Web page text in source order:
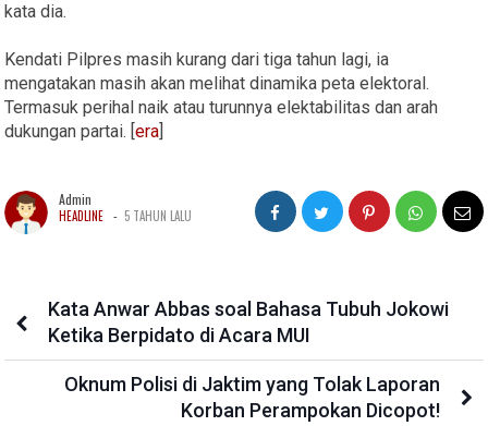
kata dia.
Kendati Pilpres masih kurang dari tiga tahun lagi, ia
mengatakan masih akan melihat dinamika peta elektoral.
Termasuk perihal naik atau turunnya elektabilitas dan arah
dukungan partai. [era
Admin
HEADLINE - 5 TAHUN LALU
Kata Anwar Abbas soal Bahasa Tubuh Jokowi
Ketika Berpidato di Acara MUI
Oknum Polisi di Jaktim yang Tolak Laporan
Korban Perampokan Dicopot!